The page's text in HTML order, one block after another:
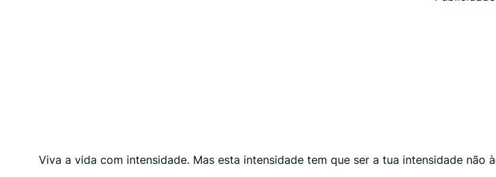
Viva a vida com intensidade. Mas esta intensidade tem que ser a tua intensidade não